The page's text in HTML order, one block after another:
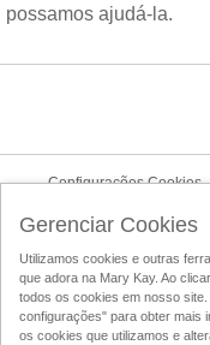
possamos ajudá-la.
Configurações Cookies
Delineador
Politica de Privacidade
Acesso ao Em Sintonia
Gerenciar Cookies
Utilizamos cookies e outras
que adora na Mary Kay. Ao
todos os cookies em nosso
configurações" para obter mais
os cookies que utilizamos e